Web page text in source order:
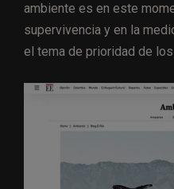
ambiente es en este
supervivencia y en la
el tema de prioridad de